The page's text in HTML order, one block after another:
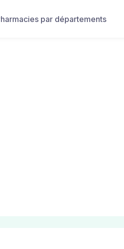
par départements